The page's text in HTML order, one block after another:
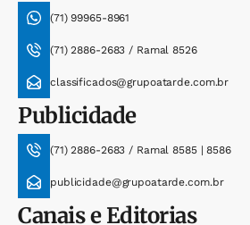
(71) 99965-8961
(71) 2886-2683 / Ramal 8526
classificados@grupoatarde.com.br
Publicidade
(71) 2886-2683 / Ramal 8585 | 8586
publicidade@grupoatarde.com.br
Canais e Editorias